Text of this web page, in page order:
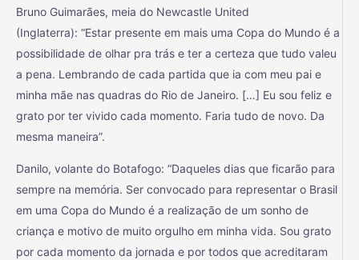
Bruno Guimarães, meia do Newcastle United
(Inglaterra): “Estar presente em mais uma Copa do Mundo é a
possibilidade de olhar pra trás e ter a certeza que tudo valeu
a pena. Lembrando de cada partida que ia com meu pai e
minha mãe nas quadras do Rio de Janeiro. […] Eu sou feliz e
grato por ter vivido cada momento. Faria tudo de novo. Da
mesma maneira”.
Danilo, volante do Botafogo: “Daqueles dias que ficarão para
sempre na memória. Ser convocado para representar o Brasil
em uma Copa do Mundo é a realização de um sonho de
criança e motivo de muito orgulho em minha vida. Sou grato
por cada momento da jornada e por todos que acreditaram